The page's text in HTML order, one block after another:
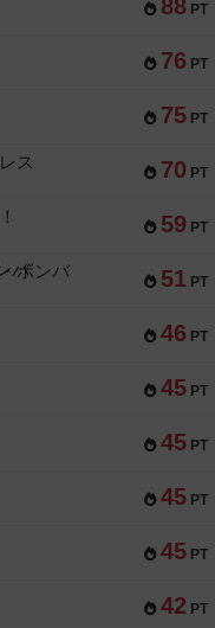
88 PT
76 PT
75 PT
70 PT
ス
59 PT
51 PT
ボンバ
46 PT
45 PT
45 PT
45 PT
45 PT
42 PT